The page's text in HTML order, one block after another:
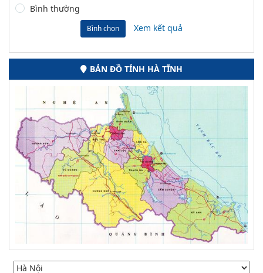
Bình thường
Bình chọn Xem kết quả
BẢN ĐỒ TỈNH HÀ TĨNH